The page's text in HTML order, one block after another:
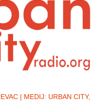
| MEDIJ: URBAN CITY,